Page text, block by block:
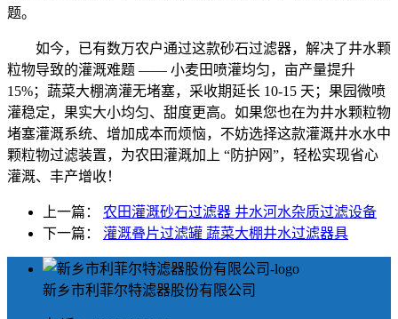
题。
如今，已有数万农户通过这款砂石过滤器，解决了井水颗
粒物导致的灌溉难题 —— 小麦田喷灌均匀，亩产量提升
15%；蔬菜大棚滴灌无堵塞，采收期延长 10-15 天；果园微喷
灌稳定，果实大小均匀、甜度更高。如果您也在为井水颗粒物
堵塞灌溉系统、增加成本而烦恼，不妨选择这款灌溉井水水中
颗粒物过滤装置，为农田灌溉加上 “防护网”，轻松实现省心
灌溉、丰产增收！
上一篇： 农田灌溉砂石过滤器 井水河水杂质过滤设备
下一篇： 灌溉叠片过滤罐 蔬菜大棚井水过滤器具
新乡市利菲尔特滤器股份有限公司